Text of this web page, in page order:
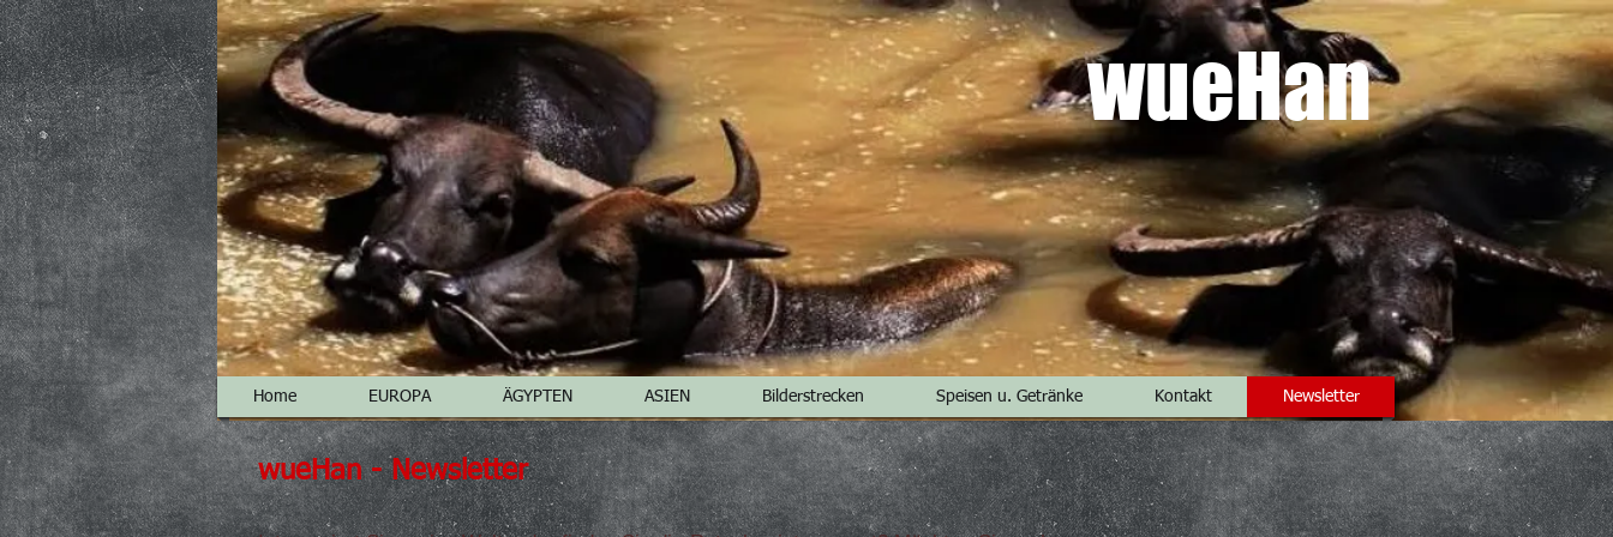
wueHan
Home EUROPA ÄGYPTEN ASIEN Bilderstrecken Speisen u. Getränke Kontakt Newsletter
wueHan - Newsletter